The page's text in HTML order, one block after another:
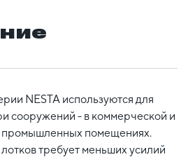
NESTA используются для
сооружений - в коммерческой и
помещениях.
требует меньших усилий